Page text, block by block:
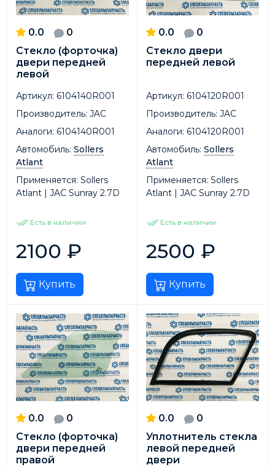
0.0
0
Стекло (форточка)
двери передней
левой
Артикул: 6104140R001
Производитель: JAC
Аналоги: 6104140R001
Автомобиль: Sollers
Atlant
Применяется: Sollers
Atlant | JAC Sunray 2.7D
Есть в наличии
2100 ₽
Купить
0.0
0
Стекло двери
передней левой
Артикул: 6104120R001
Производитель: JAC
Аналоги: 6104120R001
Автомобиль: Sollers
Atlant
Применяется: Sollers
Atlant | JAC Sunray 2.7D
Есть в наличии
2500 ₽
Купить
0.0
0
Стекло (форточка)
двери передней
правой
0.0
0
Уплотнитель стекла
левой передней
двери